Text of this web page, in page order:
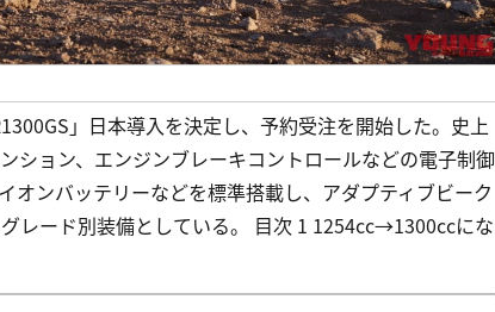
」日本導入を決定し、予約受注を開始した。史上
ション、エンジンブレーキコントロールなどの電子制御
オンバッテリーなどを標準搭載し、アダプティブビーク
レード別装備としている。 目次 1 1254cc→1300ccにな